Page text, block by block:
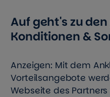
Auf geht's zu
Konditionen &
Anzeigen: Mit dem
Vorteilsangebote
Webseite des